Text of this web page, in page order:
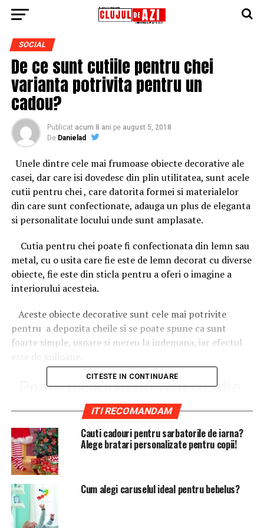
SOCIAL
De ce sunt cutiile pentru chei
varianta potrivita pentru un
cadou?
Publicat acum 8 ani pe august 5, 2018
De Danielad
Unele dintre cele mai frumoase obiecte decorative ale
casei, dar care isi dovedesc din plin utilitatea, sunt acele
cutii pentru chei , care datorita formei si materialelor
din care sunt confectionate, adauga un plus de eleganta
si personalitate locului unde sunt amplasate.
Cutia pentru chei poate fi confectionata din lemn sau
metal, cu o usita care fie este de lemn decorat cu diverse
obiecte, fie este din sticla pentru a oferi o imagine a
interiorului acesteia.
Aceste obiecte decorative sunt cele mai potrivite
pentru a depozita cheile si se poate spune ca sunt
foarte simple, usoare si mereu la indemana, iar efectul
Poate fi cadoul potrivit o cutie
pentru chei?
CITESTE IN CONTINUARE
ITI RECOMANDAM
Cauti cadouri pentru sarbatorile de iarna?
Alege bratari personalizate pentru copii!
Cum alegi caruselul ideal pentru bebelus?